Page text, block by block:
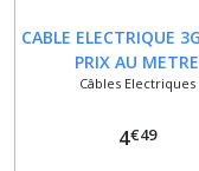
CABLE ELECTRIQUE
PRIX AU METRE
Câbles Electriques
4€49